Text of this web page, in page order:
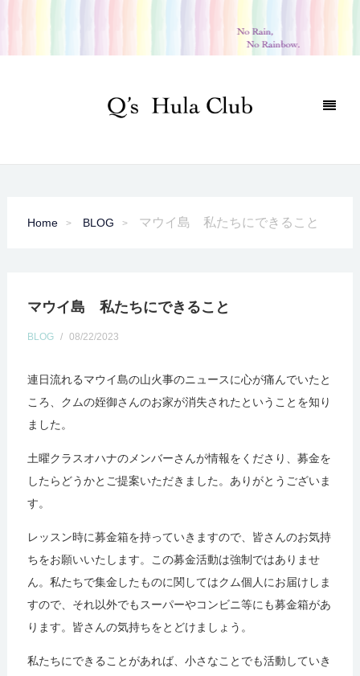
Home BLOG マウイ島 私たちにできること
マウイ島 私たちにできること
BLOG / 08/22/2023
連日流れるマウイ島の山火事のニュースに心が痛んでいたと
ころ、クムの姪御さんのお家が消失されたということを知り
ました。
土曜クラスオハナのメンバーさんが情報をくださり、募金を
したらどうかとご提案いただきました。ありがとうございま
す。
レッスン時に募金箱を持っていきますので、皆さんのお気持
ちをお願いいたします。この募金活動は強制ではありませ
ん。私たちで集金したものに関してはクム個人にお届けしま
すので、それ以外でもスーパーやコンビニ等にも募金箱があ
ります。皆さんの気持ちをとどけましょう。
私たちにできることがあれば、小さなことでも活動していき